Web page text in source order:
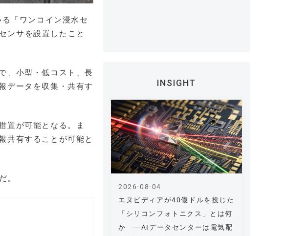
「ワンコイン浸水セ
ンサを設置したこと
、小型・低コスト、長
データを収集・共有す
置が可能となる。ま
共有することが可能と
。
INSIGHT
エヌビディアが40億ドルを投じた
「シリコンフォトニクス」とは何
か ―AIデータセンターは電気配
2026-08-04